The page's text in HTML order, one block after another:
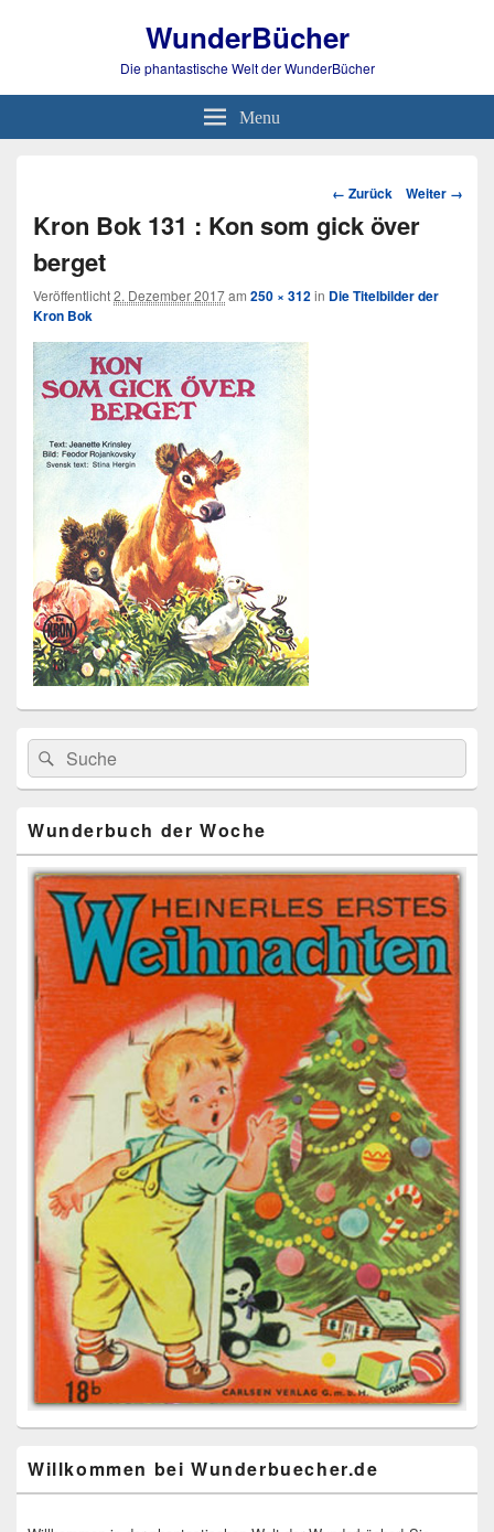
WunderBücher
Die phantastische Welt der WunderBücher
Menu
Bild-
Navigation
← Zurück Weiter →
Kron Bok 131 : Kon som gick över
berget
Veröffentlicht2. Dezember 2017am 250 × 312in Die Titelbilder der
Kron Bok
Primärer
Seitenleisten
Widget-
Bereich
Search
for:
Suche
Wunderbuch der Woche
Willkommen bei Wunderbuecher.de